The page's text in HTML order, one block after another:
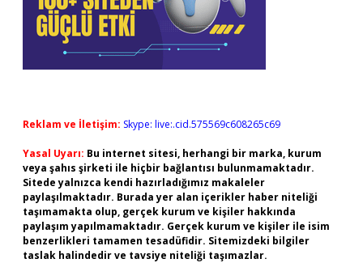
Reklam ve İletişim: Skype: live:.cid.575569c608265c69
Yasal Uyarı: Bu internet sitesi, herhangi bir marka, kurum
veya şahıs şirketi ile hiçbir bağlantısı bulunmamaktadır.
Sitede yalnızca kendi hazırladığımız makaleler
paylaşılmaktadır. Burada yer alan içerikler haber niteliği
taşımamakta olup, gerçek kurum ve kişiler hakkında
paylaşım yapılmamaktadır. Gerçek kurum ve kişiler ile isim
benzerlikleri tamamen tesadüfidir. Sitemizdeki bilgiler
taslak halindedir ve tavsiye niteliği taşımazlar.